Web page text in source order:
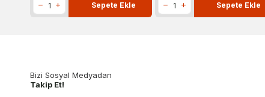
Sepete Ekle Sepete Ekle
Bizi Sosyal Medyadan
Takip Et!